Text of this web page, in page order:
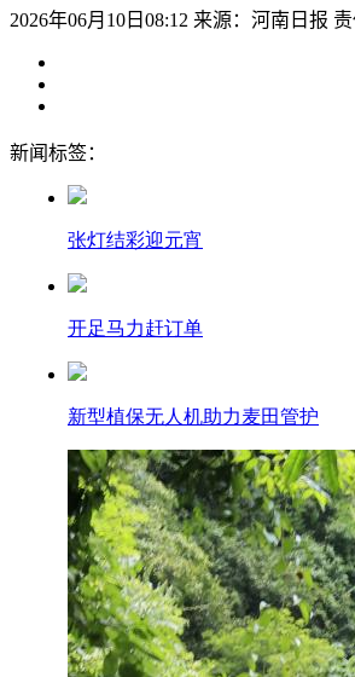
2026年06月10日08:12 来源：河南日报
新闻标签：